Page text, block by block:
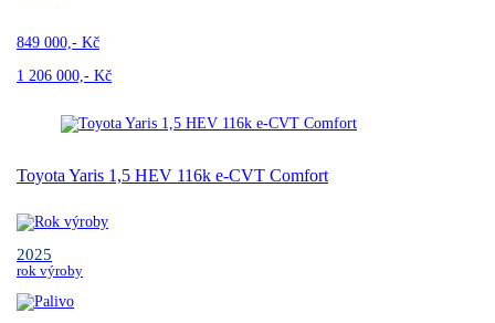
849 000,- Kč
1 206 000,- Kč
Toyota Yaris 1,5 HEV 116k e-CVT Comfort
2025
rok výroby